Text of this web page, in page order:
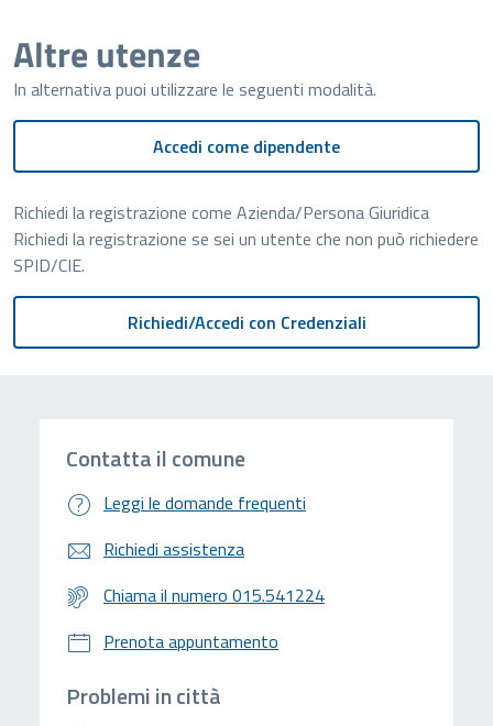
Altre utenze
In alternativa puoi utilizzare le seguenti modalità.
Accedi come dipendente
Richiedi la registrazione come Azienda/Persona Giuridica
Richiedi la registrazione se sei un utente che non può richiedere
SPID/CIE.
Contatta il comune
Leggi le domande frequenti
Richiedi assistenza
Chiama il numero 015.541224
Prenota appuntamento
Problemi in città